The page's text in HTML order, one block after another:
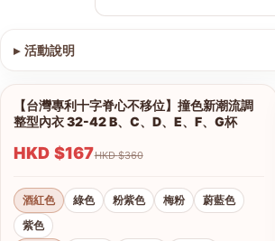
▸ 活動說明
1/12
查看圖片
【台灣專利十字脊心不移位】撞色新潮流調
整型內衣 32-42 B、C、D、E、F、G杯
HKD $167 HKD $360
酒紅色 綠色 粉紫色 梅粉
蔚藍色
紫色